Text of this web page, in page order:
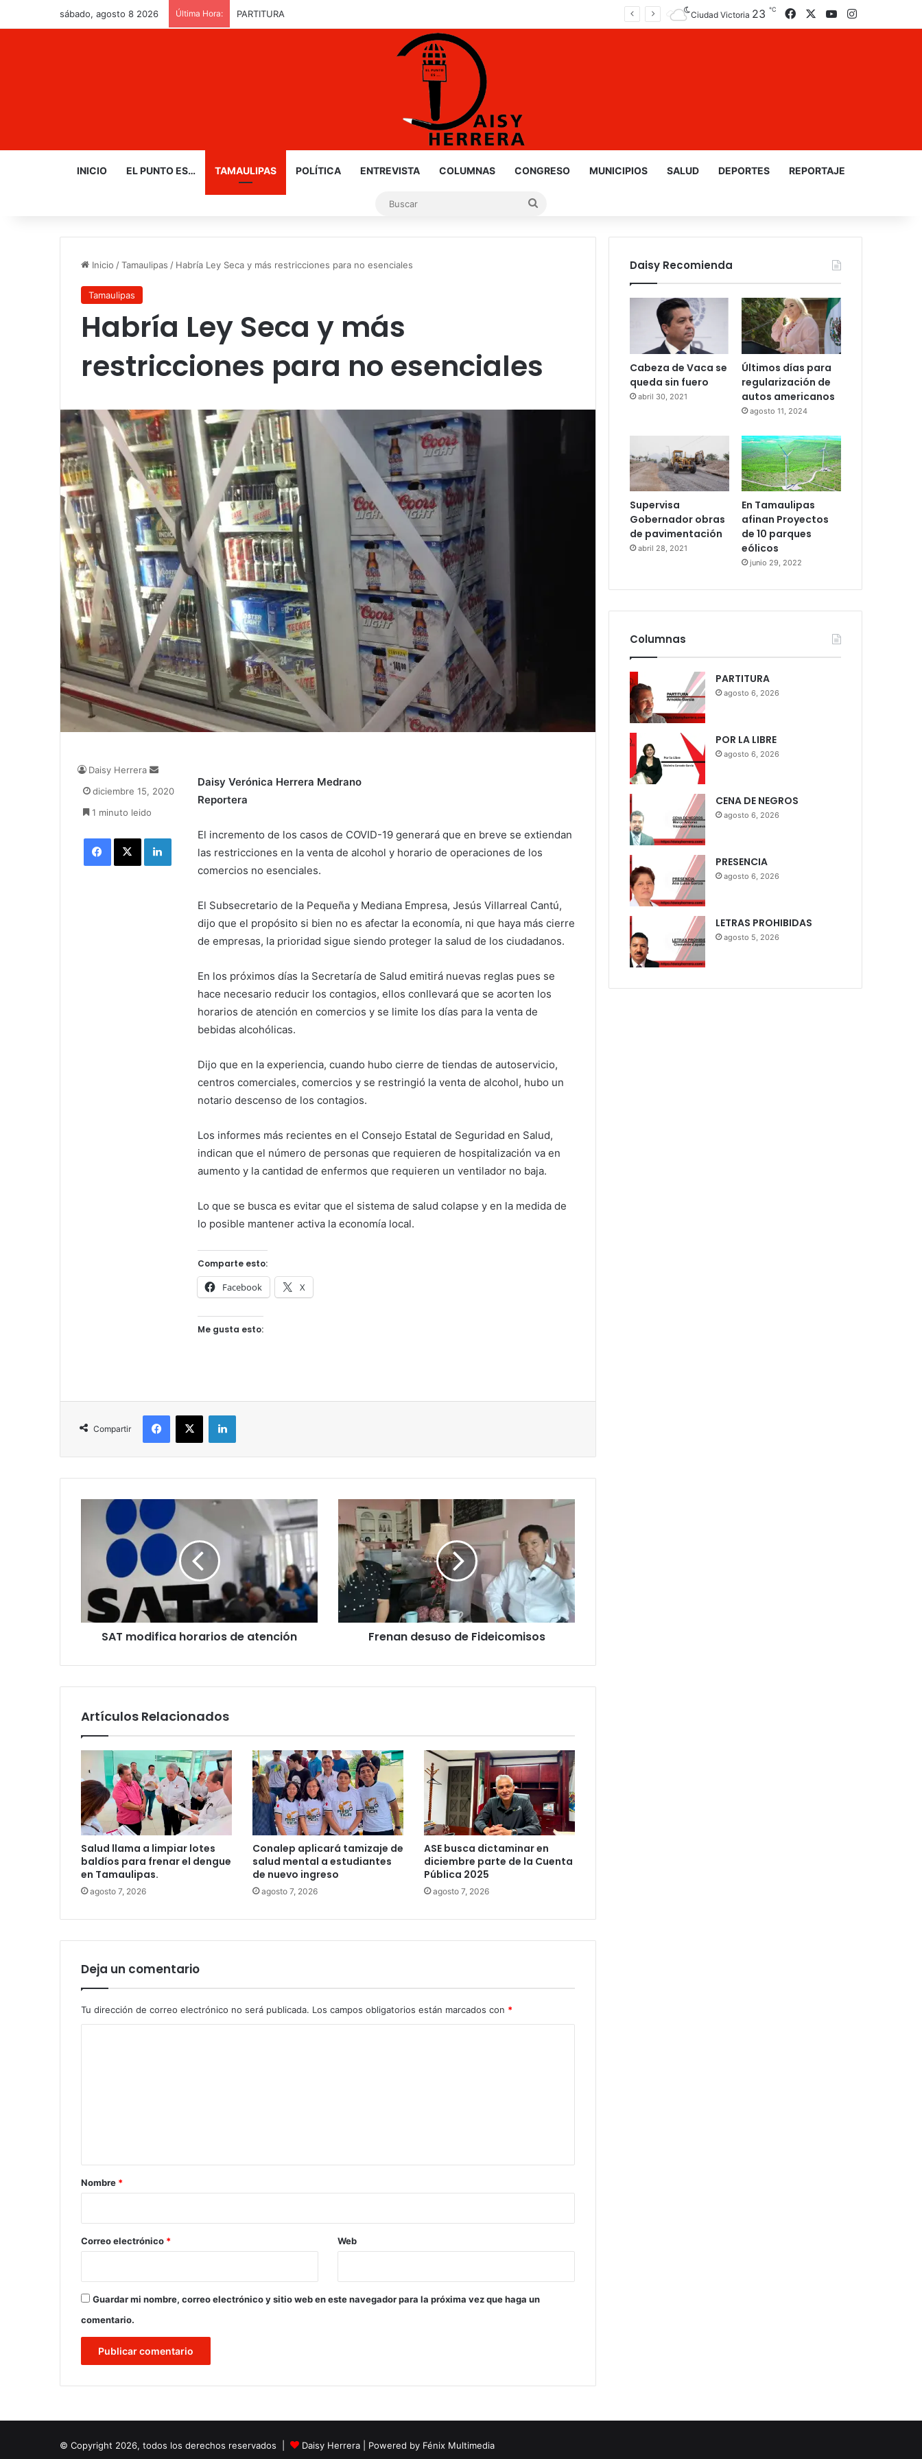
sábado, agosto 8 2026 Última Hora: PARTITURA Ciudad Victoria 23 ℃ Facebook YouTube
INICIO EL PUNTO ES… TAMAULIPAS POLÍTICA ENTREVISTA COLUMNAS CONGRESO MUNICIPIOS SALUD DEPORTES REPORTAJE
Inicio /Tamaulipas / Habría Ley Seca y más restricciones para no esenciales
Tamaulipas
Habría Ley Seca y más
restricciones para no esenciales
Daisy Verónica Herrera Medrano
Reportera
El incremento de los casos de COVID-19 generará que en breve se extiendan
las restricciones en la venta de alcohol y horario de operaciones de los
comercios no esenciales.
El Subsecretario de la Pequeña y Mediana Empresa, Jesús Villarreal Cantú,
dijo que el propósito si bien no es afectar la economía, ni que haya más cierre
de empresas, la prioridad sigue siendo proteger la salud de los ciudadanos.
En los próximos días la Secretaría de Salud emitirá nuevas reglas pues se
hace necesario reducir los contagios, ellos conllevará que se acorten los
horarios de atención en comercios y se limite los días para la venta de
bebidas alcohólicas.
Dijo que en la experiencia, cuando hubo cierre de tiendas de autoservicio,
centros comerciales, comercios y se restringió la venta de alcohol, hubo un
notario descenso de los contagios.
Los informes más recientes en el Consejo Estatal de Seguridad en Salud,
indican que el número de personas que requieren de hospitalización va en
aumento y la cantidad de enfermos que requieren un ventilador no baja.
Lo que se busca es evitar que el sistema de salud colapse y en la medida de
lo posible mantener activa la economía local.
Comparte esto:
Facebook X
Me gusta esto:
Daisy Herrera
n
e
diciembre 15, 2020
1 minuto leido
Facebook X LinkedIn
Compartir
SAT modifica horarios de atención Frenan desuso de Fideicomisos
Artículos Relacionados
Salud llama a limpiar lotes
baldíos para frenar el dengue
en Tamaulipas.
agosto 7, 2026
Conalep aplicará tamizaje de
salud mental a estudiantes
de nuevo ingreso
agosto 7, 2026
ASE busca dictaminar en
diciembre parte de la Cuenta
Pública 2025
agosto 7, 2026
Deja un comentario
Tu dirección de correo electrónico no será publicada. Los campos obligatorios están marcados con *
r
*
Nombre *
Correo electrónico * Web
Guardar mi nombre, correo electrónico y sitio web en este navegador para la próxima vez que haga un
comentario.
Daisy Recomienda
Cabeza de Vaca se
queda sin fuero
abril 30, 2021
Últimos días para
regularización de
autos americanos
agosto 11, 2024
Supervisa
Gobernador obras
de pavimentación
abril 28, 2021
En Tamaulipas
afinan Proyectos
de 10 parques
eólicos
junio 29, 2022
Columnas
PARTITURA
agosto 6, 2026
POR LA LIBRE
agosto 6, 2026
CENA DE NEGROS
agosto 6, 2026
PRESENCIA
agosto 6, 2026
LETRAS PROHIBIDAS
agosto 5, 2026
© Copyright 2026, todos los derechos reservados | Daisy Herrera | Powered by Fénix Multimedia